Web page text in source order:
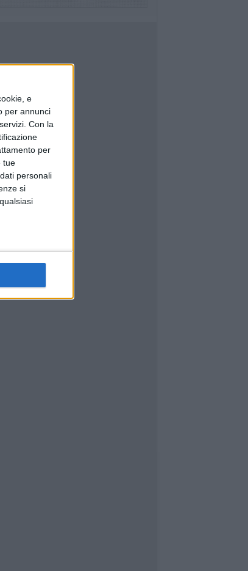
e
per annunci
Con la
per
tue
personali
si